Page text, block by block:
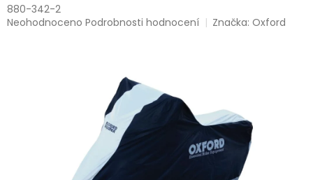
880-342-2
Průměrné
Neohodnoceno Podrobnosti hodnocení Značka:Oxford